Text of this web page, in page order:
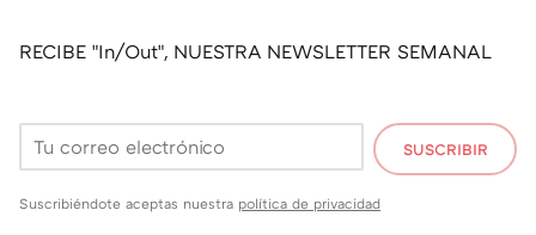
RECIBE "In/Out", NUESTRA NEWSLETTER SEMANAL
SUSCRIBIR
Suscribiéndote aceptas nuestra política de privacidad